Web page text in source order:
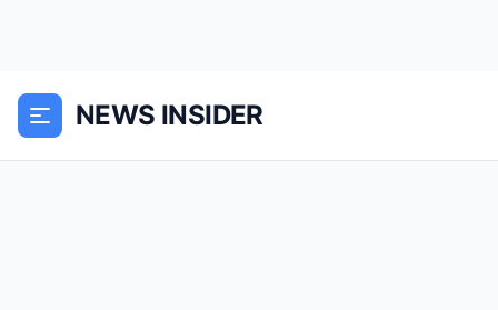
NEWS INSIDER